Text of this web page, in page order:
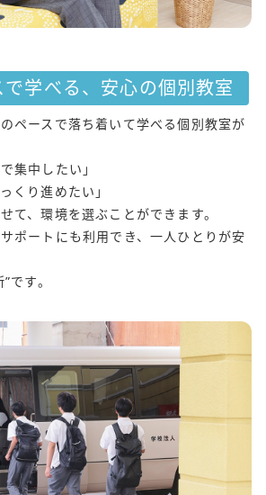
で学べる、安心の個別教室
ペースで落ち着いて学べる個別教室が
集中したい」
くり進めたい」
て、環境を選ぶことができます。
ポートにも利用でき、一人ひとりが安
です。